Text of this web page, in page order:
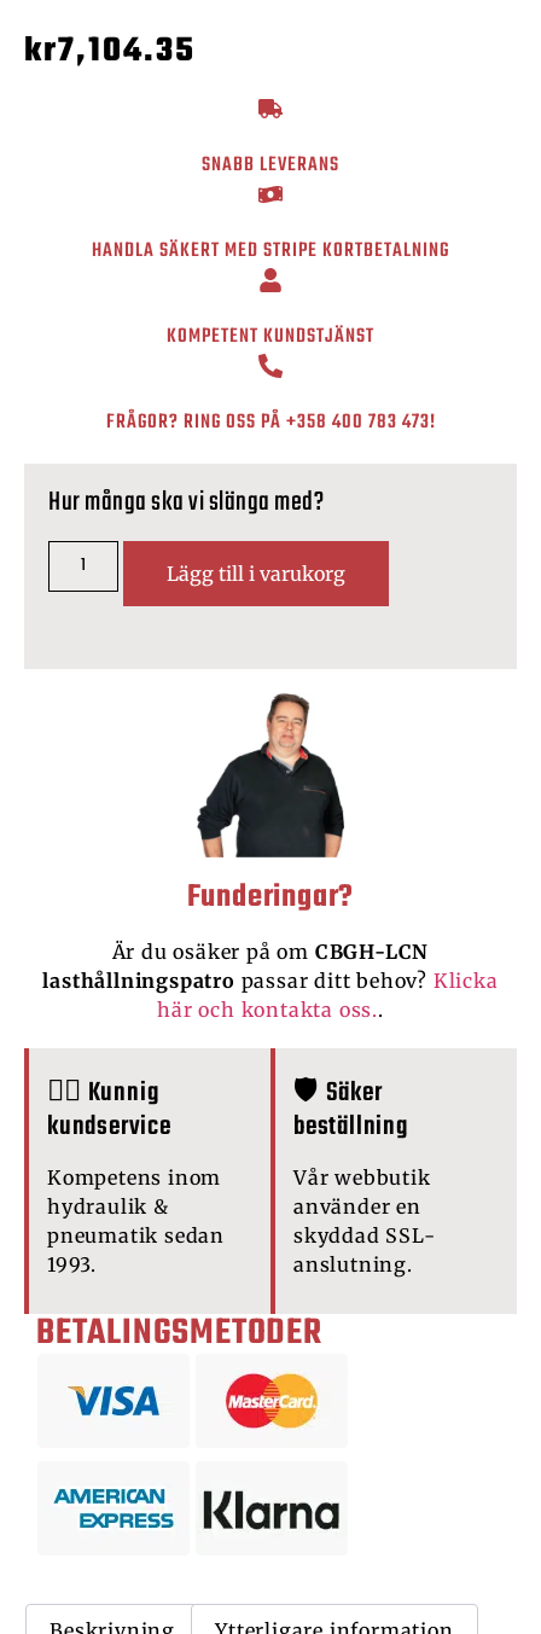
kr7,104.35
SNABB LEVERANS
HANDLA SÄKERT MED STRIPE KORTBETALNING
KOMPETENT KUNDSTJÄNST
FRÅGOR? RING OSS PÅ+358 400 783 473!
Hur många ska vi slänga med?
Lägg till i varukorg
Funderingar?
Är du osäker på om CBGH-LCN
lasthållningspatro passar ditt behov? Klicka
här och kontakta oss..
🙋‍♂️ Kunnig
kundservice
Kompetens inom
hydraulik &
pneumatik sedan
1993.
🛡️ Säker
beställning
Vår webbutik
använder en
skyddad SSL-
anslutning.
BETALINGSMETODER